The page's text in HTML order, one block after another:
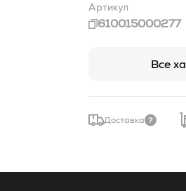
Артикул
610015000277
Все
Доставка